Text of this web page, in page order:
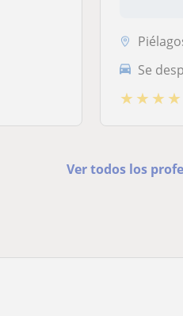
Piélagos,
Se
★ ★ ★ ★
Ver todos los